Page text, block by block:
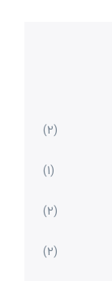
(2)
(1)
(2)
(2)